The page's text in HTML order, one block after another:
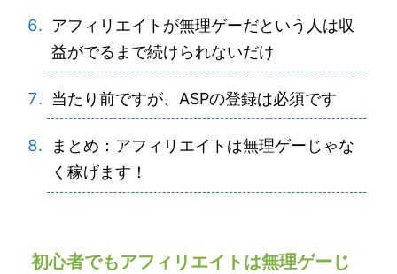
アフィリエイトが無理ゲーだという人は収
益がでるまで続けられないだけ
当たり前ですが、ASPの登録は必須です
まとめ：アフィリエイトは無理ゲーじゃな
く稼げます！
初心者でもアフィリエイトは無理ゲーじ